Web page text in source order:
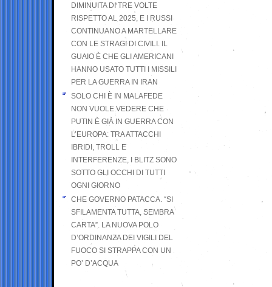
DIMINUITA DI TRE VOLTE
RISPETTO AL 2025, E I RUSSI
CONTINUANO A MARTELLARE
CON LE STRAGI DI CIVILI. IL
GUAIO È CHE GLI AMERICANI
HANNO USATO TUTTI I MISSILI
PER LA GUERRA IN IRAN
SOLO CHI È IN MALAFEDE
NON VUOLE VEDERE CHE
PUTIN È GIÀ IN GUERRA CON
L’EUROPA: TRA ATTACCHI
IBRIDI, TROLL E
INTERFERENZE, I BLITZ SONO
SOTTO GLI OCCHI DI TUTTI
OGNI GIORNO
CHE GOVERNO PATACCA. “SI
SFILAMENTA TUTTA, SEMBRA
CARTA”. LA NUOVA POLO
D’ORDINANZA DEI VIGILI DEL
FUOCO SI STRAPPA CON UN
PO’ D’ACQUA